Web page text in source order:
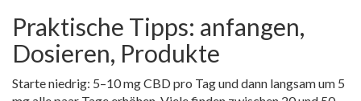
Praktische Tipps: anfangen,
Dosieren, Produkte
Starte niedrig: 5–10 mg CBD pro Tag und dann langsam um 5